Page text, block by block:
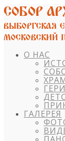
О НАС
ГАЛЕРЕЯ